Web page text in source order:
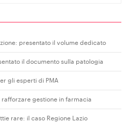
presentato il volume dedicato
il documento sulla patologia
gli esperti di PMA
gestione in farmacia
rare: il caso Regione Lazio